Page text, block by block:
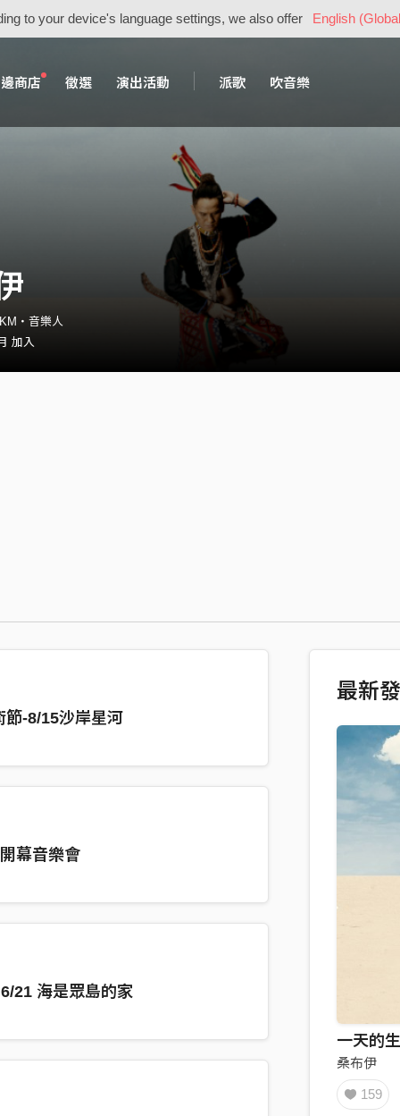
to your device's language settings, we also offer English
商店 徵選 演出活動 派歌 吹音樂
・音樂人
加入
節-8/15沙岸星河
幕音樂會
21 海是眾島的家
最新
桑布伊
159